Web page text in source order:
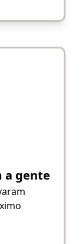
a gente